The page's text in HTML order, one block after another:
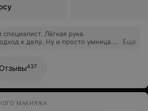
Лёгкая рука.
к делу. Ну и просто умница и
Еще
Отзывы437
МАКИЯЖА